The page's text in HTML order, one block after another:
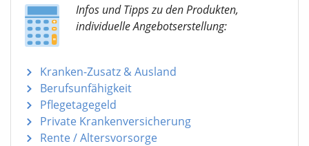
Infos und Tipps zu den Produkten,
individuelle Angebotserstellung:
Kranken-Zusatz & Ausland
Berufsunfähigkeit
Pflegetagegeld
Private Krankenversicherung
Rente / Altersvorsorge